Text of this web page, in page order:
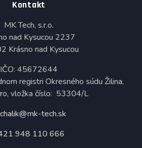
Kontakt
MK Tech, s.r.o.
nad Kysucou 2237
Krásno nad Kysucou
IČO: 45672644
registri Okresného súdu Žilina,
vložka číslo: 53304/L
tech.sk
948 110 666